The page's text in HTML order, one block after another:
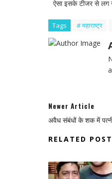
ऐसा इसके टीजर से लग
Tags # महाराष्ट्र
Newer Article
अवैध संबंधों के शक में
RELATED